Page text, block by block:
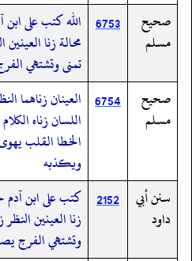
صحيح
مسلم
6753 الله كتب على
محالة زنا
تمنى وتشتهي
صحيح
مسلم
6754 العينان زناهما
اللسان زناه
الخطا القلب
ويكذبه
سنن أبي
داود
2152 كتب على ابن آدم
زنا العينين
وتشتهي الفرج